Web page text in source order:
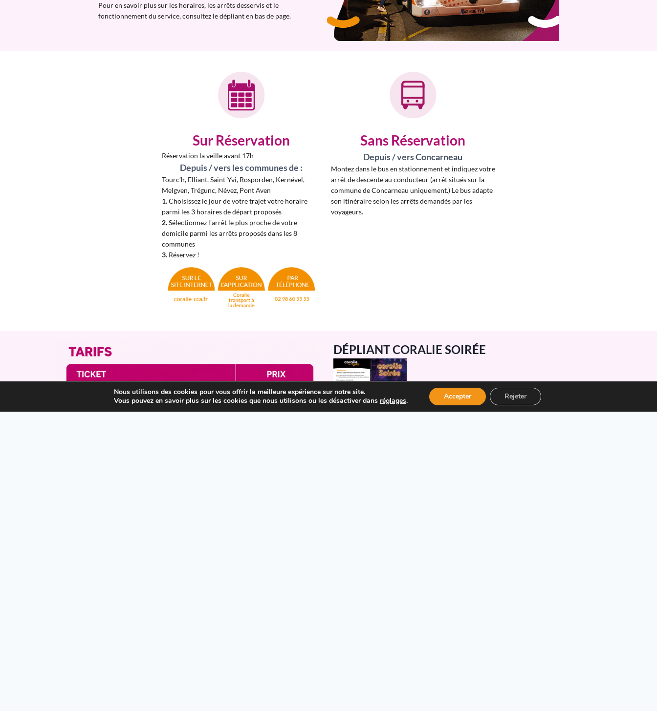
Pour en savoir plus sur les horaires, les arrêts desservis et le
fonctionnement du service, consultez le dépliant en bas de page.
Sur Réservation
Réservation la veille avant 17h
Depuis / vers les communes de :
Tourc’h, Elliant, Saint-Yvi, Rosporden, Kernével,
Melgven, Trégunc, Névez, Pont Aven
1.Choisissez le jour de votre trajet votre horaire
parmi les 3 horaires de départ proposés
2.Sélectionnez l'arrêt le plus proche de votre
domicile parmi les arrêts proposés dans les 8
communes
3. Réservez !
Sans Réservation
Depuis / vers Concarneau
Montez dans le bus en stationnement et indiquez votre
arrêt de descente au conducteur (arrêt situés sur la
commune de Concarneau uniquement.) Le bus adapte
son itinéraire selon les arrêts demandés par les
voyageurs.
DÉPLIANT CORALIE SOIRÉE
Nous utilisons des cookies pour vous offrir la meilleure expérience sur notre site.
Vous pouvez en savoir plus sur les cookies que nous utilisons ou les désactiver dans réglages. Accepter Rejeter